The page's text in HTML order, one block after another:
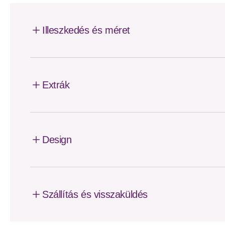
Illeszkedés és méret
Extrák
Design
Szállítás és visszaküldés